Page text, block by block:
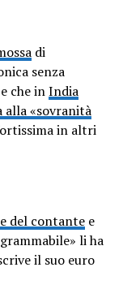
di
senza
che inIndia
alla «sovranità
in altri
del contante e
li ha
il suo euro